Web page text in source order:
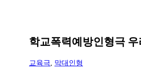
학교폭력예방인형극
교육극 막대인형